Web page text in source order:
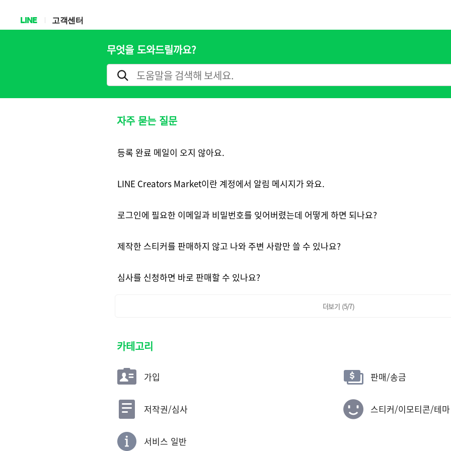
LINE 고객센터
무엇을 도와드릴까요?
자주 묻는 질문
등록 완료 메일이 오지 않아요.
LINE Creators Market이란 계정에서 알림 메시지가 와요.
로그인에 필요한 이메일과 비밀번호를 잊어버렸는데 어떻게 하면 되나요?
제작한 스티커를 판매하지 않고 나와 주변 사람만 쓸 수 있나요?
심사를 신청하면 바로 판매할 수 있나요?
더보기 (5/7)
카테고리
가입 판매/송금
저작권/심사 스티커/이모티콘/테마
서비스 일반